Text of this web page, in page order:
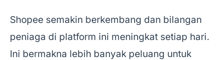
Shopee semakin berkembang dan bilangan
peniaga di platform ini meningkat setiap hari.
Ini bermakna lebih banyak peluang untuk